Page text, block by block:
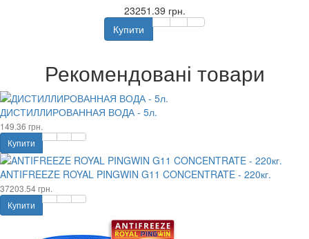
23251.39 грн.
Купити
Рекомендовані товари
ДИСТИЛЛИРОВАННАЯ ВОДА - 5л.
149.36 грн.
Купити
ANTIFREEZE ROYAL PINGWIN G11 CONCENTRATE - 220кг.
37203.54 грн.
Купити